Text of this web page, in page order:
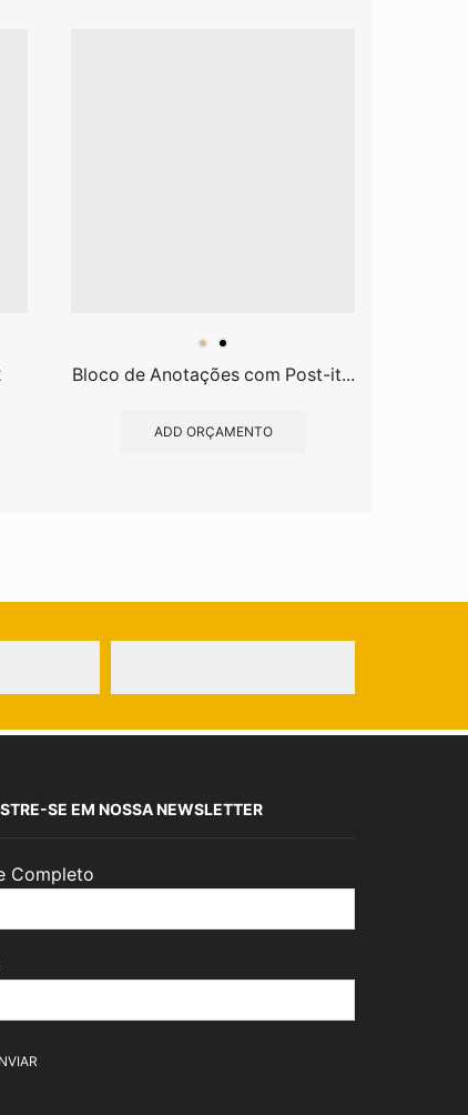
Bloco de Anotações com Post-it...
ADD ORÇAMENTO
SE EM NOSSA NEWSLETTER
Completo